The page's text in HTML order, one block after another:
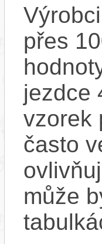
přes
jezdce
vzorek
často
může